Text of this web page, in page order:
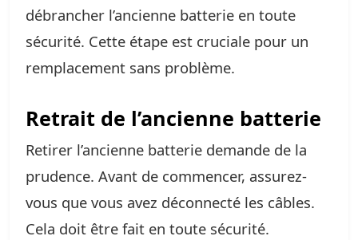
débrancher l’ancienne batterie en toute
sécurité. Cette étape est cruciale pour un
remplacement sans problème.
Retrait de l’ancienne batterie
Retirer l’ancienne batterie demande de la
prudence. Avant de commencer, assurez-
vous que vous avez déconnecté les câbles.
Cela doit être fait en toute sécurité.